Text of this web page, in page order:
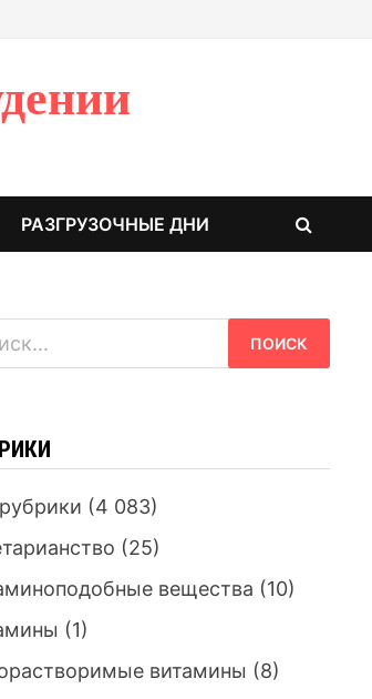
РАЗГРУЗОЧНЫЕ ДНИ
(4 083)
(25)
вещества (10)
(1)
витамины (8)